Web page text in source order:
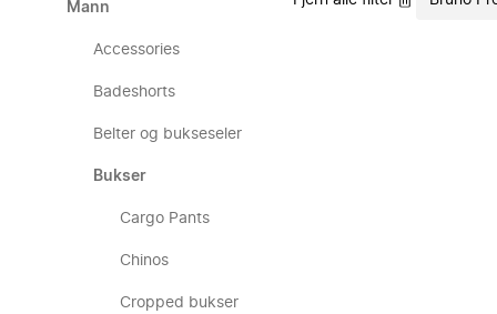
Mann
Accessories
Badeshorts
Belter og bukseseler
Bukser
Cargo Pants
Chinos
Cropped bukser